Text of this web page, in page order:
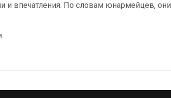
и впечатления. По словам юнармейцев, они